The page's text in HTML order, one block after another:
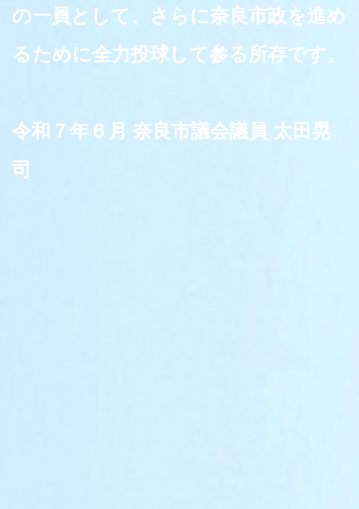
の一員として、さらに奈良市政を進め
るために全力投球して参る所存です。
令和７年６月 奈良市議会議員 太田晃
司